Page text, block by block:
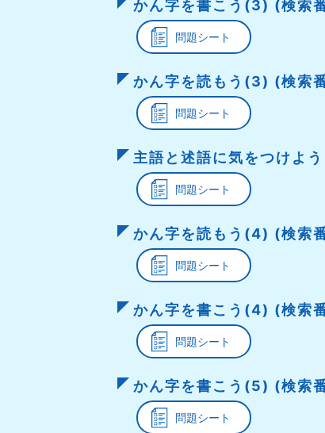
かん字を書こう(3) (検索
問題シート
かん字を読もう(3) (検索
問題シート
主語と述語に気をつけよ
問題シート
かん字を読もう(4) (検索
問題シート
かん字を書こう(4) (検索
問題シート
かん字を書こう(5) (検索
問題シート